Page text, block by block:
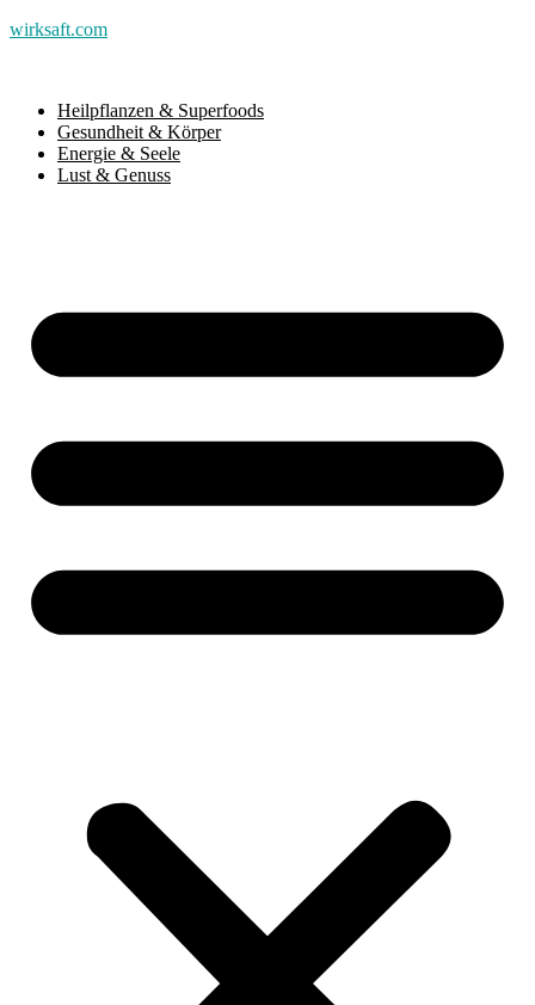
wirksaft.com
Heilpflanzen & Superfoods
Gesundheit & Körper
Energie & Seele
Lust & Genuss